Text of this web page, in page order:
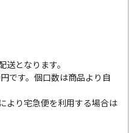
となります。
です。個口数は商品より自
より宅急便を利用する場合は